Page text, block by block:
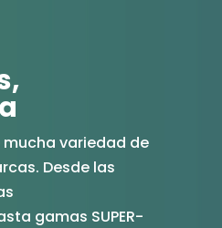
variedad de
Desde las
gamas SUPER-